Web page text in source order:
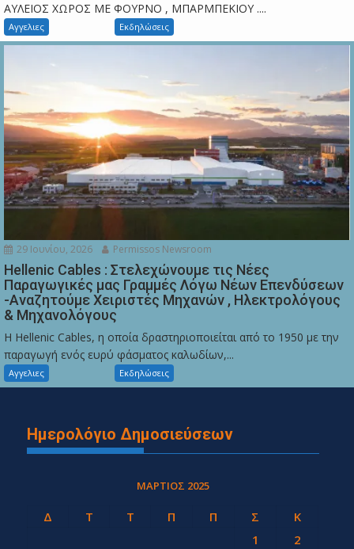
ΑΥΛΕΙΟΣ ΧΩΡΟΣ ΜΕ ΦΟΥΡΝΟ , ΜΠΑΡΜΠΕΚΙΟΥ ....
Αγγελιες Εκδηλώσεις
29 Ιουνίου, 2026 Permissos Newsroom
Hellenic Cables : Στελεχώνουμε τις Νέες
Παραγωγικές μας Γραμμές Λόγω Νέων Επενδύσεων
-Αναζητούμε Χειριστές Μηχανών , Ηλεκτρολόγους
& Μηχανολόγους
Η Hellenic Cables, η οποία δραστηριοποιείται από το 1950 με την
παραγωγή ενός ευρύ φάσματος καλωδίων,...
Αγγελιες Εκδηλώσεις
Ημερολόγιο Δημοσιεύσεων
ΜΆΡΤΙΟΣ 2025
Δ Τ Τ Π Π Σ
Κ
1
2